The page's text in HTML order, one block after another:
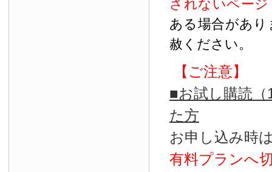
されないペー
ある場合があ
赦ください。
【ご注意】
■お試し購読
た方
お申し込み時
有料プランへ